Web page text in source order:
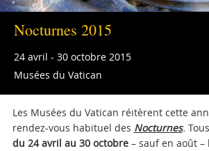
Nocturnes 2015
24 avril - 30 octobre 2015
Musées du Vatican
Les Musées du Vatican réitèrent cette
rendez-vous habituel des Nocturnes.
du 24 avril au 30 octobre – sauf en août